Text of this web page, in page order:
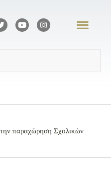
παραχώρηση Σχολικών